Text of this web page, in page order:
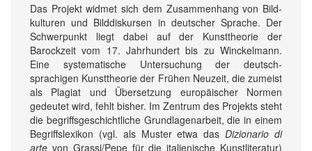
Das Projekt widmet sich dem Zusammen­hang von Bild­
kulturen und Bild­diskursen in deutscher Sprache. Der
Schwerpunkt liegt dabei auf der Kunst­theorie der
Barockzeit vom 17. Jahrhundert bis zu Winckelmann.
Eine systematische Unter­suchung der deutsch­
sprachigen Kunst­theorie der Frühen Neuzeit, die zumeist
als Plagiat und Übersetzung europäischer Normen
gedeutet wird, fehlt bisher. Im Zentrum des Projekts steht
die begriffs­geschichtliche Grundlagen­arbeit, die in einem
Begriffs­lexikon (vgl. als Muster etwa dasDizionario di
arte von Grassi/Pepe für die italienische Kunst­literatur)